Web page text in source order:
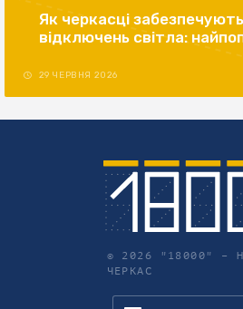
Як черкасці
відключень світла:
29 ЧЕРВНЯ 2026
© 2026 "18000" –
ЧЕРКАС